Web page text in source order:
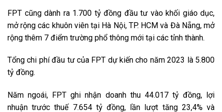
FPT cũng dành ra 1.700 tỷ đồng đầu tư vào khối giáo dục,
mở rộng các khuôn viên tại Hà Nội, TP. HCM và Đà Nẵng, mở
rộng thêm 7 điểm trường phổ thông mới tại các tỉnh thành.
Tổng chi phí đầu tư của FPT dự kiến cho năm 2023 là 5.800
tỷ đồng.
Năm ngoái, FPT ghi nhận doanh thu 44.017 tỷ đồng, lợi
nhuận trước thuế 7.654 tỷ đồng, lần lượt tăng 23,4% và